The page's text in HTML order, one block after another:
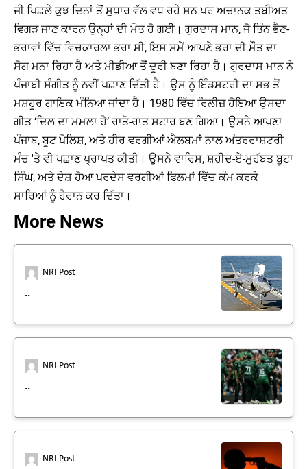
ਜੀ ਪਿਛਲੇ ਕੁਝ ਦਿਨਾਂ ਤੋਂ ਸੁਧਾਰ ਵੱਲ ਵਧ ਰਹੇ ਸਨ ਪਰ ਅਚਾਨਕ ਤਬੀਅਤ
ਵਿਗੜ ਜਾਣ ਕਾਰਨ ਉਨ੍ਹਾਂ ਦੀ ਮੌਤ ਹੋ ਗਈ। ਗੁਰਦਾਸ ਮਾਨ, ਜੋ ਤਿੰਨ ਭੈਣ-
ਭਰਾਵਾਂ ਵਿੱਚ ਵਿਚਕਾਰਲਾ ਭਰਾ ਸੀ, ਇਸ ਸਮੇਂ ਆਪਣੇ ਭਰਾ ਦੀ ਮੌਤ ਦਾ
ਸੋਗ ਮਨਾ ਰਿਹਾ ਹੈ ਅਤੇ ਮੀਡੀਆ ਤੋਂ ਦੂਰੀ ਬਣਾ ਰਿਹਾ ਹੈ। ਗੁਰਦਾਸ ਮਾਨ ਨੇ
ਪੰਜਾਬੀ ਸੰਗੀਤ ਨੂੰ ਨਵੀਂ ਪਛਾਣ ਦਿੱਤੀ ਹੈ। ਉਸ ਨੂੰ ਇੰਡਸਟਰੀ ਦਾ ਸਭ ਤੋਂ
ਮਸ਼ਹੂਰ ਗਾਇਕ ਮੰਨਿਆ ਜਾਂਦਾ ਹੈ। 1980 ਵਿੱਚ ਰਿਲੀਜ਼ ਹੋਇਆ ਉਸਦਾ
ਗੀਤ ‘ਦਿਲ ਦਾ ਮਮਲਾ ਹੈ’ ਰਾਤੋ-ਰਾਤ ਸਟਾਰ ਬਣ ਗਿਆ। ਉਸਨੇ ਆਪਣਾ
ਪੰਜਾਬ, ਬੂਟ ਪੋਲਿਸ਼, ਅਤੇ ਹੀਰ ਵਰਗੀਆਂ ਐਲਬਮਾਂ ਨਾਲ ਅੰਤਰਰਾਸ਼ਟਰੀ
ਮੰਚ 'ਤੇ ਵੀ ਪਛਾਣ ਪ੍ਰਾਪਤ ਕੀਤੀ। ਉਸਨੇ ਵਾਰਿਸ, ਸ਼ਹੀਦ-ਏ-ਮੁਹੱਬਤ ਬੂਟਾ
ਸਿੰਘ, ਅਤੇ ਦੇਸ਼ ਹੋਆ ਪਰਦੇਸ ਵਰਗੀਆਂ ਫਿਲਮਾਂ ਵਿੱਚ ਕੰਮ ਕਰਕੇ
ਸਾਰਿਆਂ ਨੂੰ ਹੈਰਾਨ ਕਰ ਦਿੱਤਾ।
More News
NRI Post
..
NRI Post
..
NRI Post